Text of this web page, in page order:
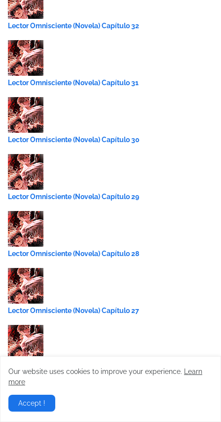
Lector Omnisciente (Novela) Capítulo 32
Lector Omnisciente (Novela) Capítulo 31
Lector Omnisciente (Novela) Capítulo 30
Lector Omnisciente (Novela) Capítulo 29
Lector Omnisciente (Novela) Capítulo 28
Lector Omnisciente (Novela) Capítulo 27
Lector Omnisciente (Novela) Capítulo 26
Our website uses cookies to improve your experience.
Learn
more
Accept !